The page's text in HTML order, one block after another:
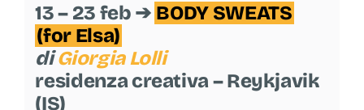
13 – 23 feb ➔ BODY SWEATS
(for Elsa)
diGiorgia Lolli
residenza creativa – Reykjavik
(IS)